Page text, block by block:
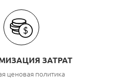
ЗАТРАТ
ценовая политика